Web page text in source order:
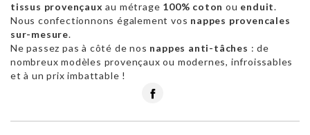
tissus provençaux au métrage 100% coton ou enduit.
Nous confectionnons également vos nappes provencales
sur-mesure.
Ne passez pas à côté de nos nappes anti-tâches : de
nombreux modèles provençaux ou modernes, infroissables
et à un prix imbattable !